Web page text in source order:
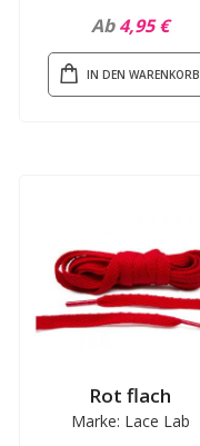
Ab 4,95 €
IN DEN WARENKORB
Rot flach
Marke: Lace Lab